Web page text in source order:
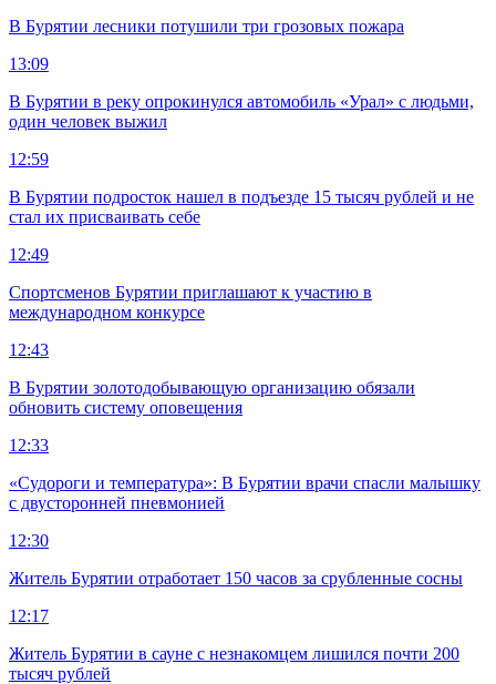
В Бурятии лесники потушили три грозовых пожара
13:09
В Бурятии в реку опрокинулся автомобиль «Урал» с людьми,
один человек выжил
12:59
В Бурятии подросток нашел в подъезде 15 тысяч рублей и не
стал их присваивать себе
12:49
Спортсменов Бурятии приглашают к участию в
международном конкурсе
12:43
В Бурятии золотодобывающую организацию обязали
обновить систему оповещения
12:33
«Судороги и температура»: В Бурятии врачи спасли малышку
с двусторонней пневмонией
12:30
Житель Бурятии отработает 150 часов за срубленные сосны
12:17
Житель Бурятии в сауне с незнакомцем лишился почти 200
тысяч рублей